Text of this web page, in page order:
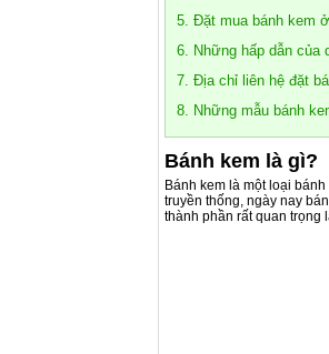
5. Đặt mua bánh kem
6. Những hấp dẫn của
7. Địa chỉ liên hệ đặt
8. Những mẫu bánh
Bánh kem là gì?
Bánh kem là một loại
truyền thống, ngày nay
thành phần rất quan trọng